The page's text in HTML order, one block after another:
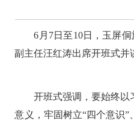
6月7日至10日，玉屏
副主任汪红涛出席开班式
开班式强调，要始终以
意义，牢固树立“四个意识